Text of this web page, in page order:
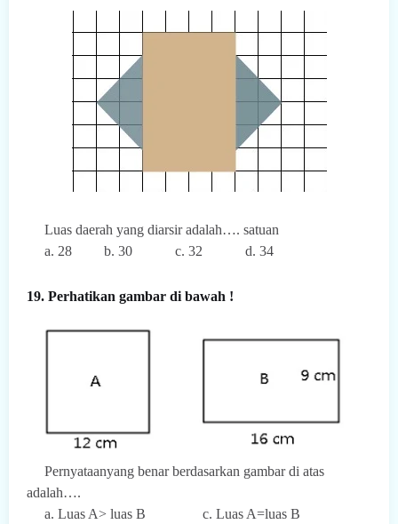
Luas daerah yang diarsir adalah…. satuan
a. 28
b. 30 c. 32 d. 34
19. Perhatikan gambar di bawah !
Pernyataanyang benar berdasarkan gambar di atas
adalah….
a. Luas A> luas B
c. Luas A=luas B